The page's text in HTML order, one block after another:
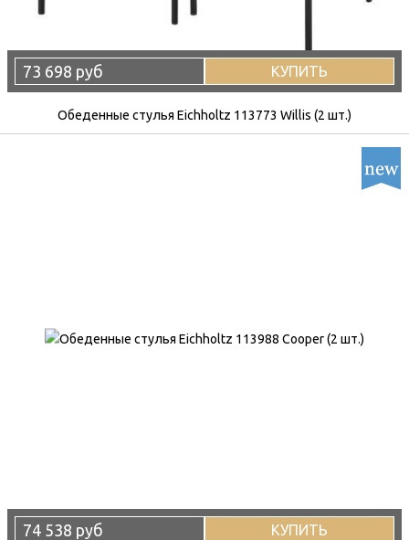
73 698 руб КУПИТЬ
Обеденные стулья Eichholtz 113773 Willis (2 шт.)
74 538 руб КУПИТЬ